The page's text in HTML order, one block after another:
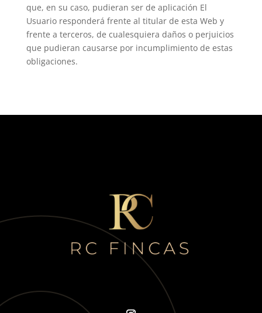
que, en su caso, pudieran ser de aplicación El
Usuario responderá frente al titular de esta Web y
frente a terceros, de cualesquiera daños o perjuicios
que pudieran causarse por incumplimiento de estas
obligaciones.